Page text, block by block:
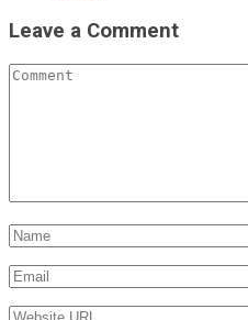
Leave a Comment